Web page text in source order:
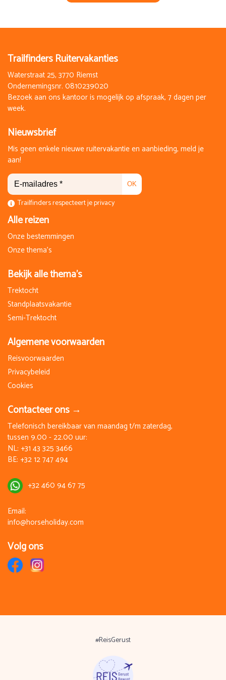
Lees meer over deze reis in het artikel: Italië Sicilië
Paardrijtrektocht rond de Etna, Hippo Revue december
2016
Trailfinders Ruitervakanties
Waterstraat 25, 3770 Riemst
Ondernemingsnr. 0810239020
Bezoek aan ons kantoor is mogelijk op afspraak, 7 dagen per
week.
Nieuwsbrief
Mis geen enkele nieuwe ruitervakantie en aanbieding, meld je
aan!
OK
Trailfinders respecteert je privacy
Alle reizen
Onze bestemmingen
Onze thema's
Bekijk alle thema's
Trektocht
Standplaatsvakantie
Semi-Trektocht
Algemene voorwaarden
Reisvoorwaarden
Privacybeleid
Cookies
Contacteer ons →
Telefonisch bereikbaar van maandag t/m zaterdag,
tussen 9.00 - 22.00 uur:
NL: +31 43 325 3466
BE: +32 12 747 494
+32 460 94 67 75
Email:
info@horseholiday.com
Volg ons
#ReisGerust